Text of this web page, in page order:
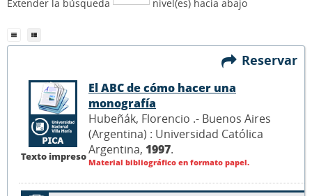
Extender la búsqueda nivel(es) hacia abajo
Reservar
Texto impreso
El ABC de cómo hacer una
monografía
Hubeñák, Florencio .- Buenos Aires
(Argentina) : Universidad Católica
Argentina, 1997.
Material bibliográfico en formato papel.